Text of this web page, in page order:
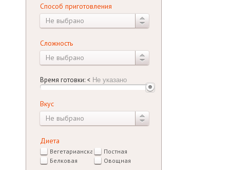
Способ приготовления
Не выбрано
Сложность
Не выбрано
Время готовки: <
Вкус
Не выбрано
Диета
Вегетарианская
Постная
Белковая
Овощная